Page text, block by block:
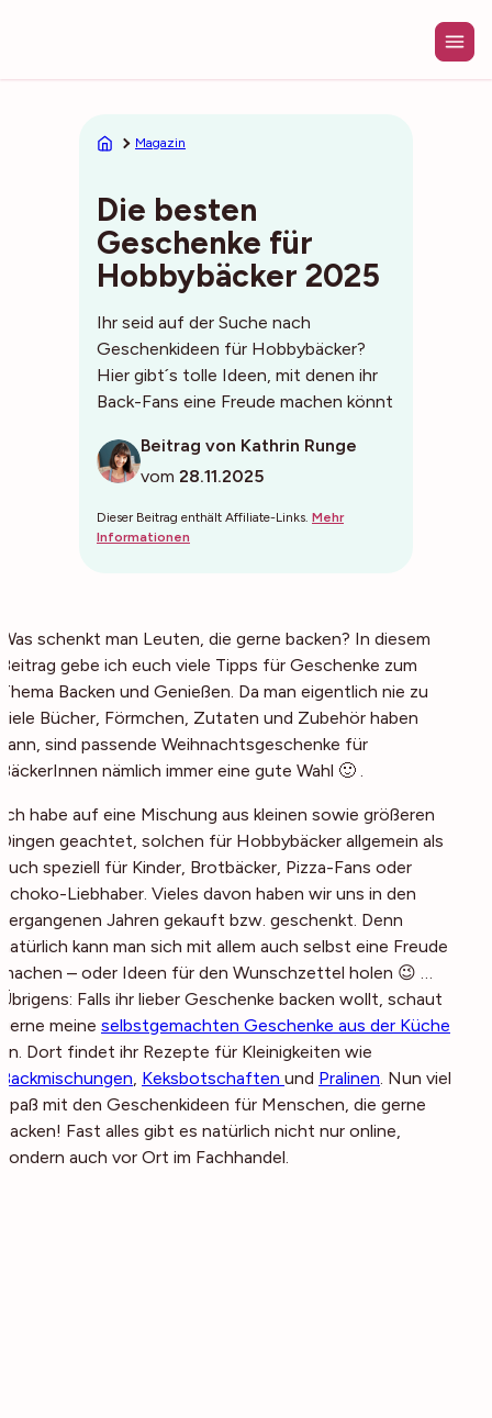
Magazin
Die besten
Geschenke für
Hobbybäcker 2025
Ihr seid auf der Suche nach
Geschenkideen für Hobbybäcker?
Hier gibt´s tolle Ideen, mit denen ihr
Back-Fans eine Freude machen könnt
Beitrag von Kathrin Runge
vom 28.11.2025
Dieser Beitrag enthält Affiliate-Links. Mehr
Informationen
Was schenkt man Leuten, die gerne backen? In diesem
Beitrag gebe ich euch viele Tipps für Geschenke zum
Thema Backen und Genießen. Da man eigentlich nie zu
viele Bücher, Förmchen, Zutaten und Zubehör haben
kann, sind passende Weihnachtsgeschenke für
BäckerInnen nämlich immer eine gute Wahl 🙂 .
Ich habe auf eine Mischung aus kleinen sowie größeren
Dingen geachtet, solchen für Hobbybäcker allgemein als
auch speziell für Kinder, Brotbäcker, Pizza-Fans oder
Schoko-Liebhaber. Vieles davon haben wir uns in den
vergangenen Jahren gekauft bzw. geschenkt. Denn
natürlich kann man sich mit allem auch selbst eine Freude
machen – oder Ideen für den Wunschzettel holen 😉 …
Übrigens: Falls ihr lieber Geschenke backen wollt, schaut
gerne meine selbstgemachten Geschenke aus der Küche
an. Dort findet ihr Rezepte für Kleinigkeiten wie
Backmischungen, Keksbotschaften und Pralinen. Nun viel
Spaß mit den Geschenkideen für Menschen, die gerne
backen! Fast alles gibt es natürlich nicht nur online,
sondern auch vor Ort im Fachhandel.